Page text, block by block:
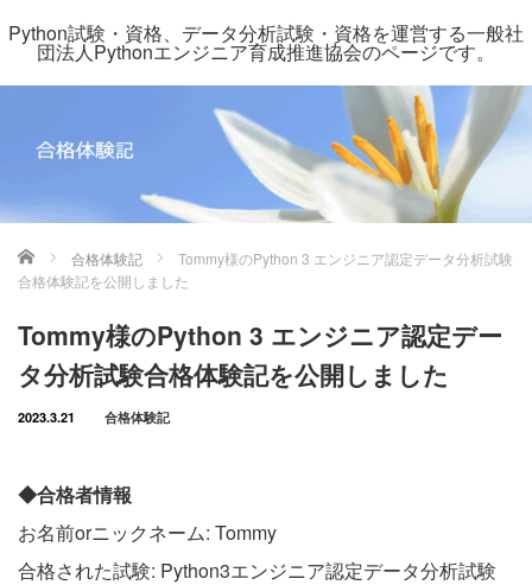
Python試験・資格、データ分析試験・資格を運営する一般社
団法人Pythonエンジニア育成推進協会のページです。
ホーム 合格体験記
Tommy様のPython 3 エンジニア認定データ分析試験
合格体験記を公開しました
Tommy様のPython 3 エンジニア認定デー
タ分析試験合格体験記を公開しました
2023.3.21 合格体験記
◆合格者情報
お名前orニックネーム: Tommy
合格された試験: Python3エンジニア認定データ分析試験